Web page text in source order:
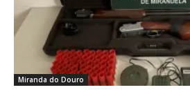
Miranda do Douro